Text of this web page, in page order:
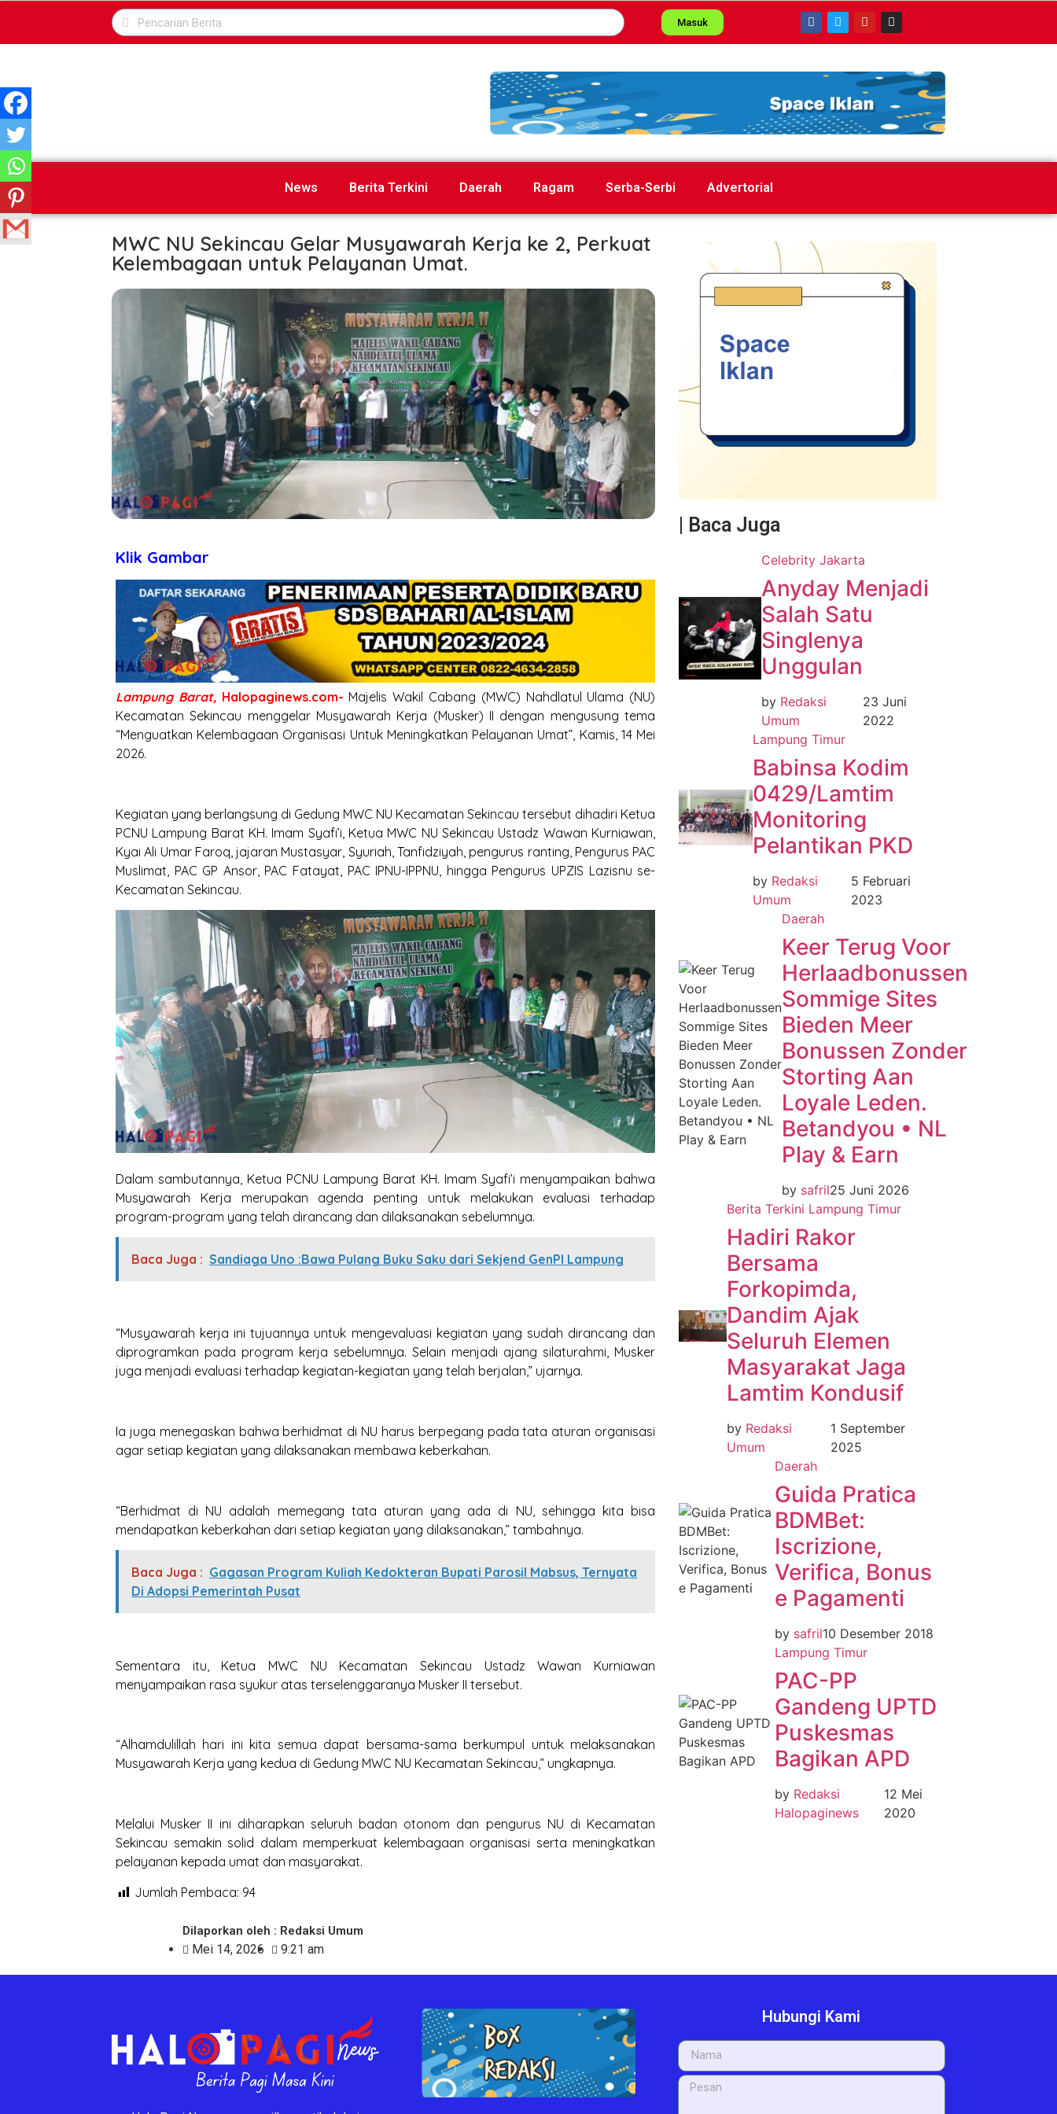
Masuk
News Berita Terkini Daerah Ragam Serba-Serbi Advertorial
MWC NU Sekincau Gelar Musyawarah Kerja ke 2, Perkuat
Kelembagaan untuk Pelayanan Umat.
Klik Gambar
Lampung Barat, Halopaginews.com- Majelis Wakil Cabang (MWC) Nahdlatul Ulama (NU)
Kecamatan Sekincau menggelar Musyawarah Kerja (Musker) II dengan mengusung tema
“Menguatkan Kelembagaan Organisasi Untuk Meningkatkan Pelayanan Umat”, Kamis, 14 Mei
2026.
Kegiatan yang berlangsung di Gedung MWC NU Kecamatan Sekincau tersebut dihadiri Ketua
PCNU Lampung Barat KH. Imam Syafi’i, Ketua MWC NU Sekincau Ustadz Wawan Kurniawan,
Kyai Ali Umar Faroq, jajaran Mustasyar, Syuriah, Tanfidziyah, pengurus ranting, Pengurus PAC
Muslimat, PAC GP Ansor, PAC Fatayat, PAC IPNU-IPPNU, hingga Pengurus UPZIS Lazisnu se-
Kecamatan Sekincau.
Dalam sambutannya, Ketua PCNU Lampung Barat KH. Imam Syafi’i menyampaikan bahwa
Musyawarah Kerja merupakan agenda penting untuk melakukan evaluasi terhadap
program-program yang telah dirancang dan dilaksanakan sebelumnya.
Baca Juga : Sandiaga Uno :Bawa Pulang Buku Saku dari Sekjend GenPI Lampung
“Musyawarah kerja ini tujuannya untuk mengevaluasi kegiatan yang sudah dirancang dan
diprogramkan pada program kerja sebelumnya. Selain menjadi ajang silaturahmi, Musker
juga menjadi evaluasi terhadap kegiatan-kegiatan yang telah berjalan,” ujarnya.
Ia juga menegaskan bahwa berhidmat di NU harus berpegang pada tata aturan organisasi
agar setiap kegiatan yang dilaksanakan membawa keberkahan.
“Berhidmat di NU adalah memegang tata aturan yang ada di NU, sehingga kita bisa
mendapatkan keberkahan dari setiap kegiatan yang dilaksanakan,” tambahnya.
Baca Juga : Gagasan Program Kuliah Kedokteran Bupati Parosil Mabsus, Ternyata
Di Adopsi Pemerintah Pusat
Sementara itu, Ketua MWC NU Kecamatan Sekincau Ustadz Wawan Kurniawan
menyampaikan rasa syukur atas terselenggaranya Musker II tersebut.
“Alhamdulillah hari ini kita semua dapat bersama-sama berkumpul untuk melaksanakan
Musyawarah Kerja yang kedua di Gedung MWC NU Kecamatan Sekincau,” ungkapnya.
Melalui Musker II ini diharapkan seluruh badan otonom dan pengurus NU di Kecamatan
Sekincau semakin solid dalam memperkuat kelembagaan organisasi serta meningkatkan
pelayanan kepada umat dan masyarakat.
Jumlah Pembaca: 94
Dilaporkan oleh : Redaksi Umum
Mei 14, 2026 9:21 am
| Baca Juga
Celebrity Jakarta
Anyday Menjadi
Salah Satu
Singlenya
Unggulan
by Redaksi
Umum
23 Juni
2022
Lampung Timur
Babinsa Kodim
0429/Lamtim
Monitoring
Pelantikan PKD
by Redaksi
Umum
5 Februari
2023
Daerah
Keer Terug Voor
Herlaadbonussen
Sommige Sites
Bieden Meer
Bonussen Zonder
Storting Aan
Loyale Leden.
Betandyou • NL
Play & Earn
by safril25 Juni 2026
Berita Terkini Lampung Timur
Hadiri Rakor
Bersama
Forkopimda,
Dandim Ajak
Seluruh Elemen
Masyarakat Jaga
Lamtim Kondusif
by Redaksi
Umum
1 September
2025
Daerah
Guida Pratica
BDMBet:
Iscrizione,
Verifica, Bonus
e Pagamenti
by safril10 Desember 2018
Lampung Timur
PAC-PP
Gandeng UPTD
Puskesmas
Bagikan APD
by Redaksi
Halopaginews
12 Mei
2020
Hubungi Kami